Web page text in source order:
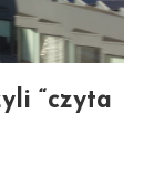
“czyta